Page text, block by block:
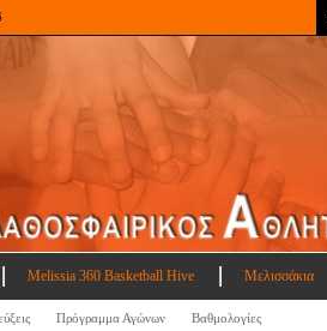
Melissia 360 Basketball Hive Μελισσάκια
Πρόγραμμα Αγώνων Βαθμολογίες